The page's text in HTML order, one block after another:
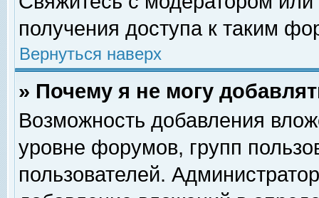
получения доступа к таким
Вернуться наверх
» Почему я не могу
Возможность добавления
уровне форумов, групп
пользователей.